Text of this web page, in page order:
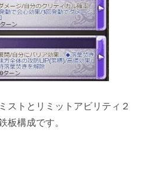
ストとリミットアビリティ２
板構成です。